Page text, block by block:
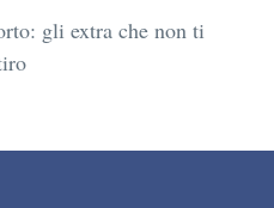
gli extra che non ti